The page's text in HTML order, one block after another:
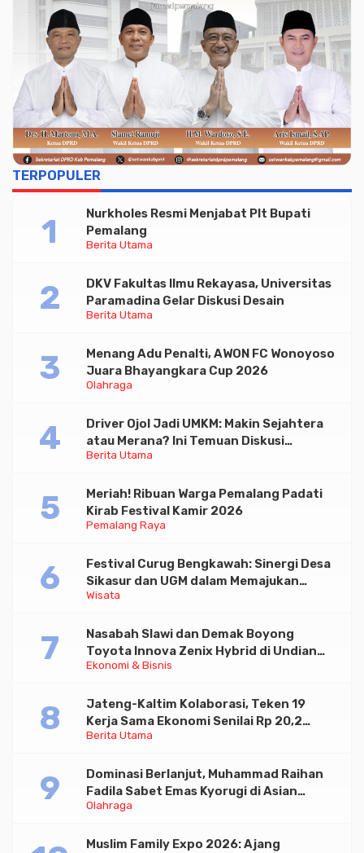
TERPOPULER
Berita Utama
Nurkholes Resmi Menjabat Plt Bupati
Pemalang
Berita Utama
DKV Fakultas Ilmu Rekayasa, Universitas
Paramadina Gelar Diskusi Desain
Olahraga
Menang Adu Penalti, AWON FC Wonoyoso
Juara Bhayangkara Cup 2026
Berita Utama
Driver Ojol Jadi UMKM: Makin Sejahtera
atau Merana? Ini Temuan Diskusi
Paramadina
Pemalang Raya
Meriah! Ribuan Warga Pemalang Padati
Kirab Festival Kamir 2026
Wisata
Festival Curug Bengkawah: Sinergi Desa
Sikasur dan UGM dalam Memajukan
Wisata serta UMKM Lokal
Ekonomi & Bisnis
Nasabah Slawi dan Demak Boyong
Toyota Innova Zenix Hybrid di Undian
Tabungan Bima Bank Jateng
Berita Utama
Jateng-Kaltim Kolaborasi, Teken 19
Kerja Sama Ekonomi Senilai Rp 20,2
Triliun
Olahraga
Dominasi Berlanjut, Muhammad Raihan
Fadila Sabet Emas Kyorugi di Asian
Taekwondo Indonesia Open 2026
Muslim Family Expo 2026: Ajang